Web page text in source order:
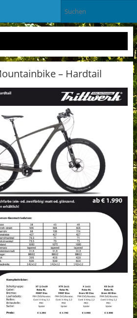
– Hardtail